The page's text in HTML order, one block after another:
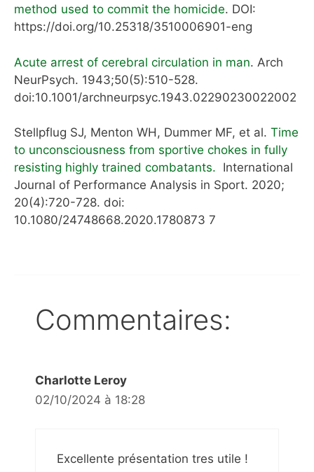
method used to commit the homicide. DOI:
https://doi.org/10.25318/3510006901-eng
Acute arrest of cerebral circulation in man. Arch
NeurPsych. 1943;50(5):510-528.
doi:10.1001/archneurpsyc.1943.02290230022002
Stellpflug SJ, Menton WH, Dummer MF, et al. Time
to unconsciousness from sportive chokes in fully
resisting highly trained combatants. International
Journal of Performance Analysis in Sport. 2020;
20(4):720-728. doi:
10.1080/24748668.2020.1780873 7
Commentaires:
Charlotte Leroy
02/10/2024 à 18:28
Excellente présentation tres utile !